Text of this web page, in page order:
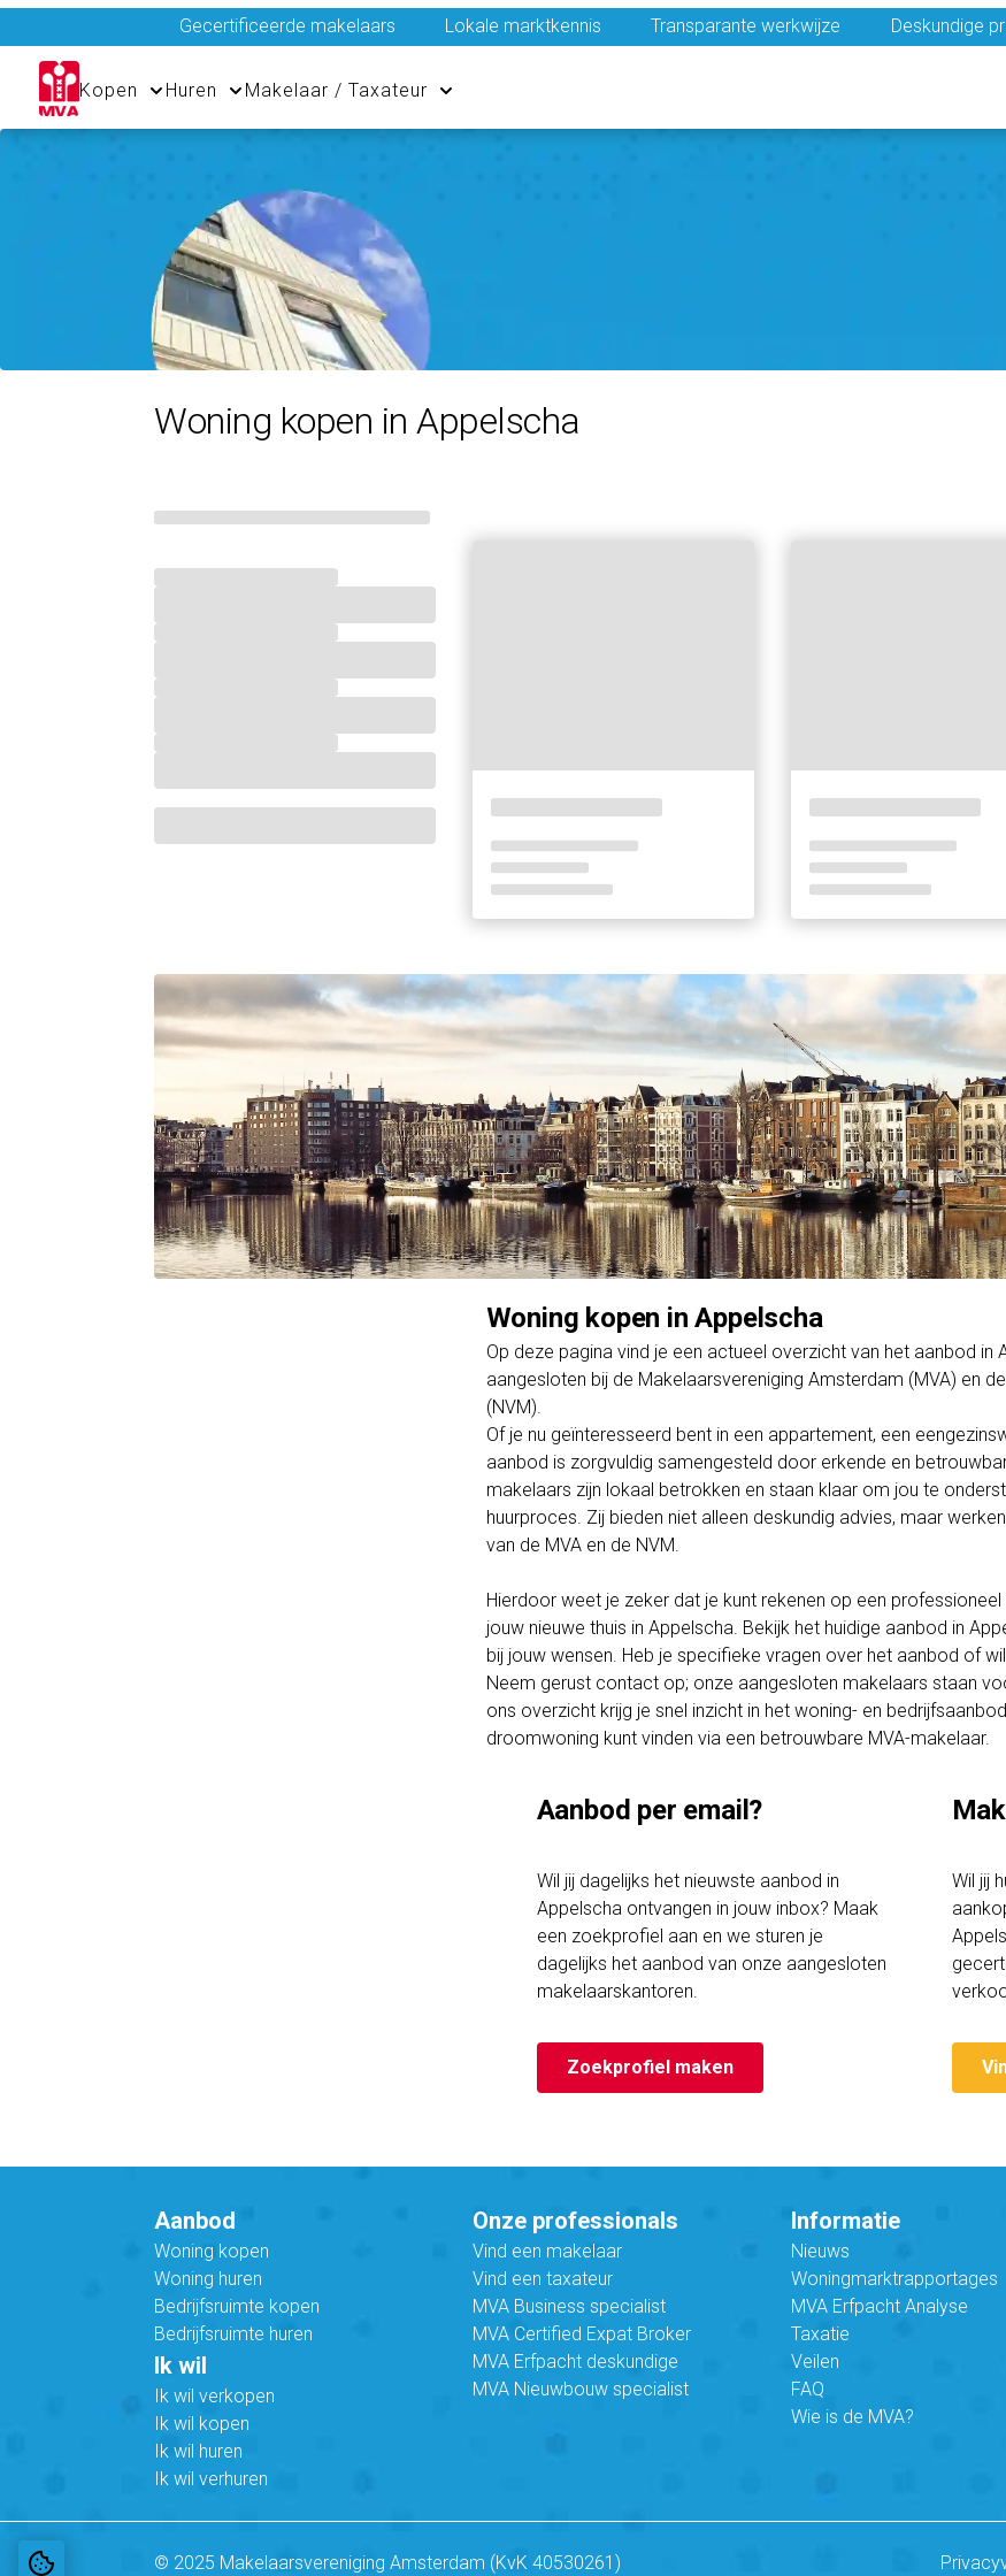
Gecertificeerde makelaars Lokale marktkennis Transparante werkwijze Deskundige
Kopen Huren Makelaar / Taxateur
Woning kopen in Appelscha
Woning kopen in Appelscha
Op deze pagina vind je een actueel overzicht van het aanbod
aangesloten bij de Makelaarsvereniging Amsterdam (MVA) en
(NVM).
Of je nu geïnteresseerd bent in een appartement, een
aanbod is zorgvuldig samengesteld door erkende en
makelaars zijn lokaal betrokken en staan klaar om jou te
huurproces. Zij bieden niet alleen deskundig advies, maar
van de MVA en de NVM.
Hierdoor weet je zeker dat je kunt rekenen op een
jouw nieuwe thuis in Appelscha. Bekijk het huidige aanbod in
bij jouw wensen. Heb je specifieke vragen over het aanbod of
Neem gerust contact op; onze aangesloten makelaars staan
ons overzicht krijg je snel inzicht in het woning- en
droomwoning kunt vinden via een betrouwbare MVA-makelaar.
Aanbod per email?
Wil jij dagelijks het nieuwste aanbod in
Appelscha ontvangen in jouw inbox? Maak
een zoekprofiel aan en we sturen je
dagelijks het aanbod van onze aangesloten
makelaarskantoren.
Zoekprofiel maken
Wil jij
Aanbod
Woning kopen
Woning huren
Bedrijfsruimte kopen
Bedrijfsruimte huren
Ik wil
Ik wil verkopen
Ik wil kopen
Ik wil huren
Ik wil verhuren
Onze professionals
Vind een makelaar
Vind een taxateur
MVA Business specialist
MVA Certified Expat Broker
MVA Erfpacht deskundige
MVA Nieuwbouw specialist
Informatie
Nieuws
Woningmarktrapportages
MVA Erfpacht Analyse
Taxatie
Veilen
FAQ
Wie is de MVA?
© 2025 Makelaarsvereniging Amsterdam (KvK 40530261)